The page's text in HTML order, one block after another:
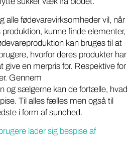
alle fødevarevirksomheder vil, når
kunne finde elementer,
kan bruges til at
hvorfor deres produkter har
en merpris for. Respektive for
Gennem
og sælgerne kan de fortælle, hvad
Til alles fælles men også til
i form af sundhed.
lader sig bespise af